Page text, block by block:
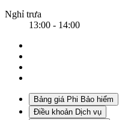
Nghỉ trưa
13:00 - 14:00
Bảng giá Phi Bảo hiểm
Điều khoản Dịch vụ